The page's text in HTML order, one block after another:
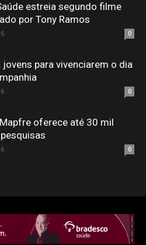
estreia segundo filme
por Tony Ramos
0
jovens para vivenciarem o dia
0
oferece até 30 mil
0